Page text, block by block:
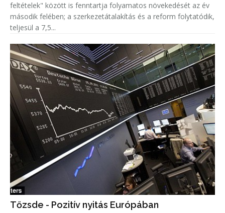
feltételek" között is fenntartja folyamatos növekedését az év
második felében; a szerkezetátalakítás és a reform folytatódik,
teljesül a 7,5...
Tőzsde - Pozitív nyitás Európában